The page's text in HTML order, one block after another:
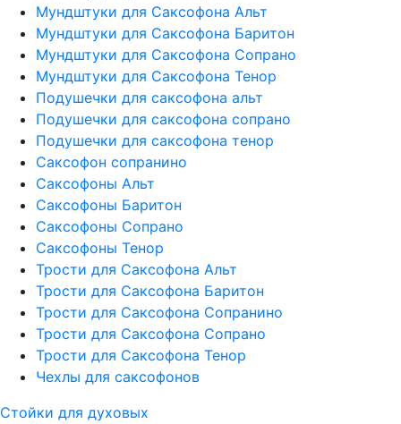
Мундштуки для Саксофона Альт
Мундштуки для Саксофона Баритон
Мундштуки для Саксофона Сопрано
Мундштуки для Саксофона Тенор
Подушечки для саксофона альт
Подушечки для саксофона сопрано
Подушечки для саксофона тенор
Саксофон сопранино
Саксофоны Альт
Саксофоны Баритон
Саксофоны Сопрано
Саксофоны Тенор
Трости для Саксофона Альт
Трости для Саксофона Баритон
Трости для Саксофона Сопранино
Трости для Саксофона Сопрано
Трости для Саксофона Тенор
Чехлы для саксофонов
Стойки для духовых